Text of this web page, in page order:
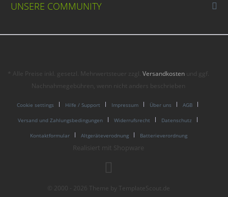
UNSERE COMMUNITY
* Alle Preise inkl. gesetzl. Mehrwertsteuer zzgl.Versandkosten und ggf.
Nachnahmegebühren, wenn nicht anders beschrieben
Cookie settings Hilfe / Support Impressum Über uns AGB
Versand und Zahlungsbedingungen Widerrufsrecht Datenschutz
Kontaktformular Altgeräteverodnung Batterieverordnung
Realisiert mit Shopware
© 2000 - 2026 Theme by TemplateScout.de